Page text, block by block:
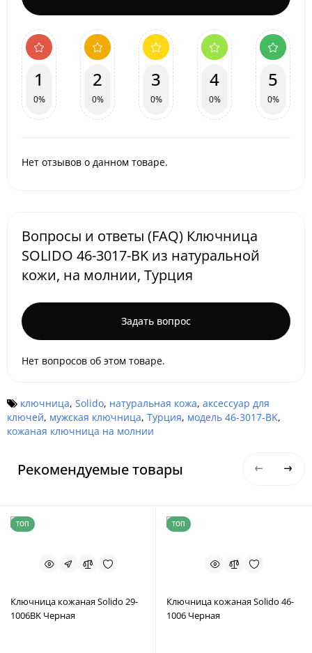
1
0%
2
0%
3
0%
4
0%
5
0%
Нет отзывов о данном товаре.
Вопросы и ответы (FAQ) Ключница
SOLIDO 46-3017-BK из натуральной
кожи, на молнии, Турция
Задать вопрос
Нет вопросов об этом товаре.
ключница, Solido, натуральная кожа, аксессуар для
ключей, мужская ключница, Турция, модель 46-3017-BK,
кожаная ключница на молнии
Рекомендуемые товары
ТОП
Ключница кожаная Solido 29-
1006BK Черная
ТОП
Ключница кожаная Solido 46-
1006 Черная